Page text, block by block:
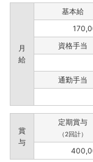
月
給
基本給
資格手当
通勤手当
賞
与
定期賞与
（2回計）